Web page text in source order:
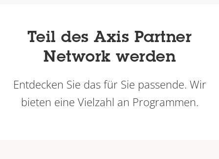
Teil des Axis Partner
Network werden
Entdecken Sie das für Sie passende. Wir
bieten eine Vielzahl an Programmen.